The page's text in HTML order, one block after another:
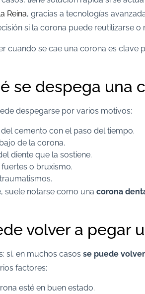
Reina, gracias a tecnologías
si la corona puede reutilizarse o
cuando se cae una corona es clave
se despega una
despegarse por varios motivos:
del cemento con el paso del tiempo.
de la corona.
diente que la sostiene.
o bruxismo.
suele notarse como una corona
volver a pegar
sí, en muchos casos se puede
factores:
esté en buen estado.